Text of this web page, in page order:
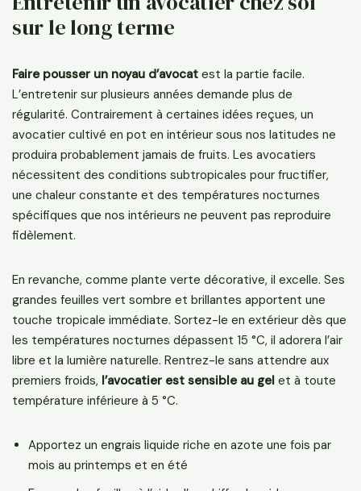
sur le long terme
Faire pousser un noyau d’avocat est la partie facile.
L’entretenir sur plusieurs années demande plus de
régularité. Contrairement à certaines idées reçues, un
avocatier cultivé en pot en intérieur sous nos latitudes ne
produira probablement jamais de fruits. Les avocatiers
nécessitent des conditions subtropicales pour fructifier,
une chaleur constante et des températures nocturnes
spécifiques que nos intérieurs ne peuvent pas reproduire
fidèlement.
En revanche, comme plante verte décorative, il excelle. Ses
grandes feuilles vert sombre et brillantes apportent une
touche tropicale immédiate. Sortez-le en extérieur dès que
les températures nocturnes dépassent 15 °C, il adorera l’air
libre et la lumière naturelle. Rentrez-le sans attendre aux
premiers froids, l’avocatier est sensible au gel et à toute
température inférieure à 5 °C.
Apportez un engrais liquide riche en azote une fois par
mois au printemps et en été